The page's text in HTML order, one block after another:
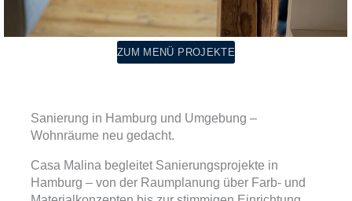
ZUM MENÜ PROJEKTE
Sanierung in Hamburg und Umgebung –
Wohnräume neu gedacht.
Casa Malina begleitet Sanierungsprojekte in
Hamburg – von der Raumplanung über Farb- und